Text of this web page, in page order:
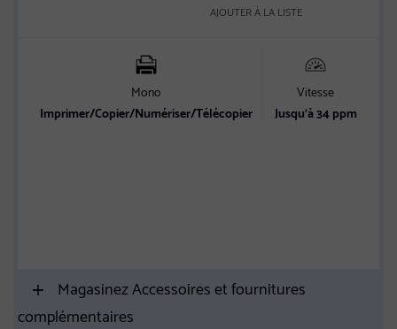
AJOUTER À LA LISTE
Mono
Imprimer/Copier/Numériser/Télécopier
Vitesse
Jusqu’à 34 ppm
Magasinez Accessoires et fournitures
complémentaires